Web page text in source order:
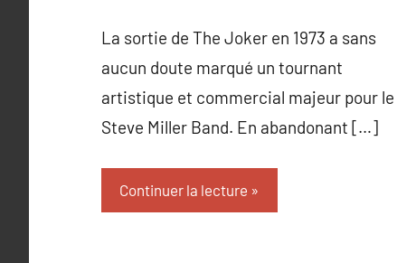
La sortie de The Joker en 1973 a sans
aucun doute marqué un tournant
artistique et commercial majeur pour le
Steve Miller Band. En abandonant […]
Continuer la lecture